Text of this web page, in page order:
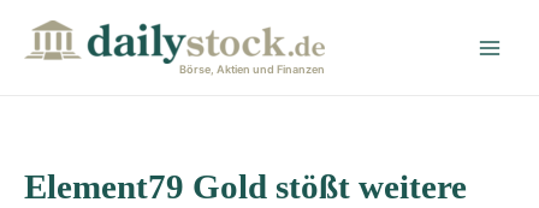
Börse, Aktien und Finanzen
Element79 Gold stößt weitere